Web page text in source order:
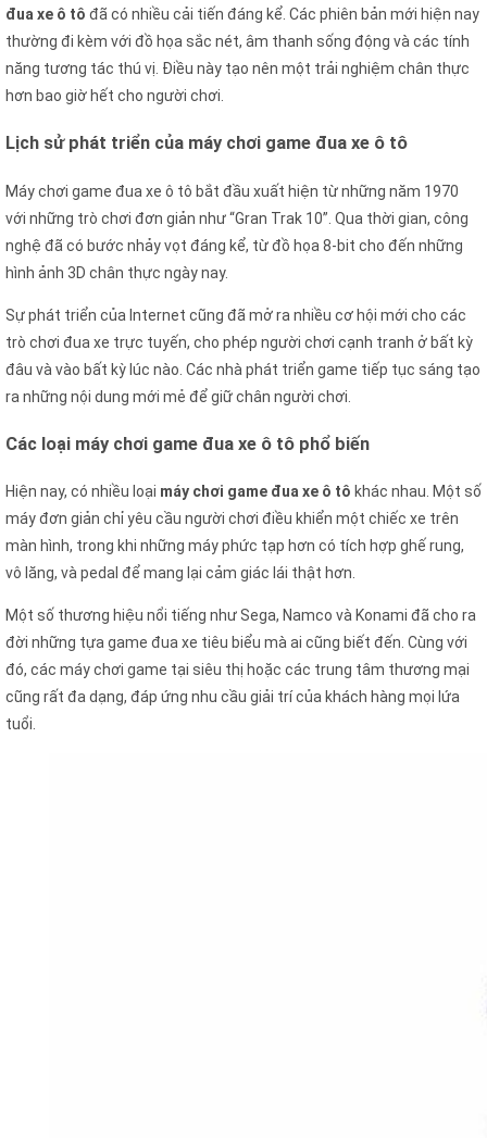
đua xe ô tô đã có nhiều cải tiến đáng kể. Các phiên bản mới hiện nay
thường đi kèm với đồ họa sắc nét, âm thanh sống động và các tính
năng tương tác thú vị. Điều này tạo nên một trải nghiệm chân thực
hơn bao giờ hết cho người chơi.
Lịch sử phát triển của máy chơi game đua xe ô tô
Máy chơi game đua xe ô tô bắt đầu xuất hiện từ những năm 1970
với những trò chơi đơn giản như “Gran Trak 10”. Qua thời gian, công
nghệ đã có bước nhảy vọt đáng kể, từ đồ họa 8-bit cho đến những
hình ảnh 3D chân thực ngày nay.
Sự phát triển của Internet cũng đã mở ra nhiều cơ hội mới cho các
trò chơi đua xe trực tuyến, cho phép người chơi cạnh tranh ở bất kỳ
đâu và vào bất kỳ lúc nào. Các nhà phát triển game tiếp tục sáng tạo
ra những nội dung mới mẻ để giữ chân người chơi.
Các loại máy chơi game đua xe ô tô phổ biến
Hiện nay, có nhiều loại máy chơi game đua xe ô tô khác nhau. Một số
máy đơn giản chỉ yêu cầu người chơi điều khiển một chiếc xe trên
màn hình, trong khi những máy phức tạp hơn có tích hợp ghế rung,
vô lăng, và pedal để mang lại cảm giác lái thật hơn.
Một số thương hiệu nổi tiếng như Sega, Namco và Konami đã cho ra
đời những tựa game đua xe tiêu biểu mà ai cũng biết đến. Cùng với
đó, các máy chơi game tại siêu thị hoặc các trung tâm thương mại
cũng rất đa dạng, đáp ứng nhu cầu giải trí của khách hàng mọi lứa
tuổi.